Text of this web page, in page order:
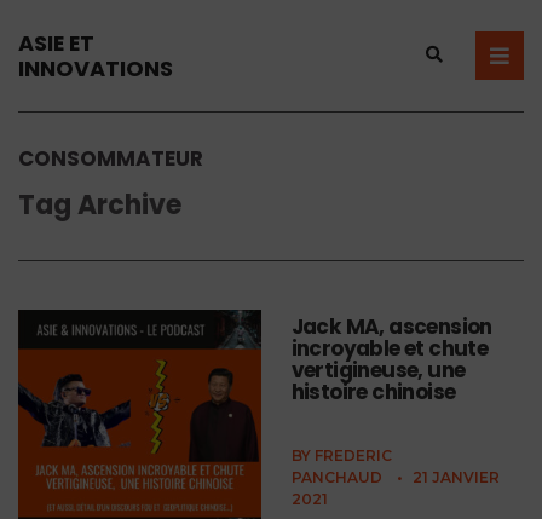
ASIE ET
INNOVATIONS
CONSOMMATEUR
Tag Archive
Jack MA, ascension
incroyable et chute
vertigineuse, une
histoire chinoise
BY FREDERIC
PANCHAUD
•
21 JANVIER
2021